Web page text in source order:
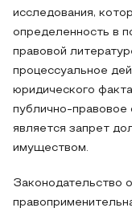
исследования,
определенность в
правовой
процессуальное
юридического
публично-
является запрет
имуществом.
Законодательство